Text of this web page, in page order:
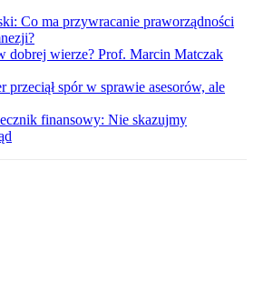
Co ma przywracanie praworządności
dobrej wierze? Prof. Marcin Matczak
przeciął spór w sprawie asesorów, ale
finansowy: Nie skazujmy